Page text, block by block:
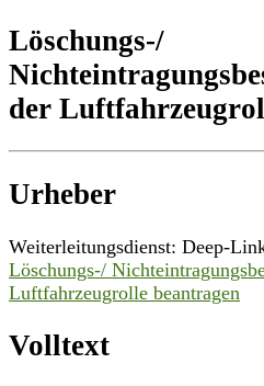
Löschungs-/
der
Urheber
Weiterleitungsdienst: Deep-
Löschungs-/
Luftfahrzeugrolle beantragen
Volltext